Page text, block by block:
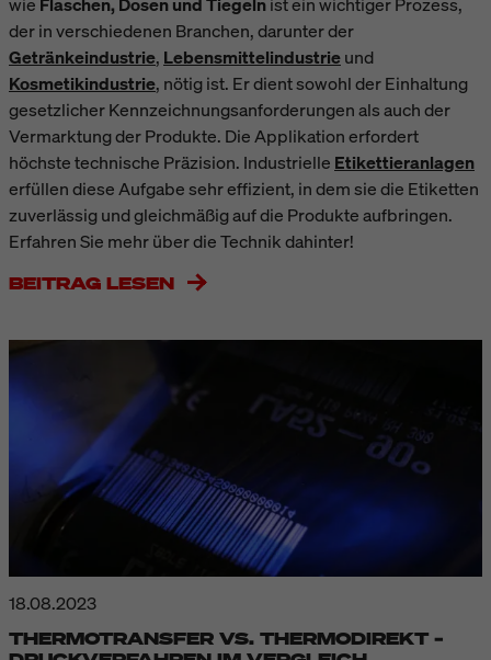
wie Flaschen, Dosen und Tiegelnist ein wichtiger Prozess,
der in verschiedenen Branchen, darunter der
Getränkeindustrie, Lebensmittelindustrieund
Kosmetikindustrie, nötig ist. Er dient sowohl der Einhaltung
gesetzlicher Kennzeichnungsanforderungen als auch der
Vermarktung der Produkte. Die Applikation erfordert
höchste technische Präzision. Industrielle Etikettieranlagen
erfüllen diese Aufgabe sehr effizient, in dem sie die Etiketten
zuverlässig und gleichmäßig auf die Produkte aufbringen.
Erfahren Sie mehr über die Technik dahinter!
BEITRAG LESEN
18.08.2023
THERMOTRANSFER VS. THERMODIREKT –